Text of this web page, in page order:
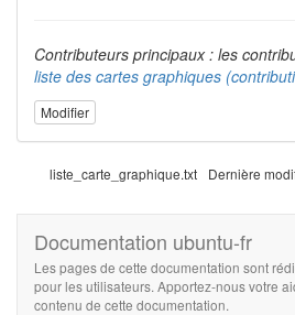
Contributeurs principaux : les
liste des cartes graphiques
Modifier
liste_carte_graphique.txt Dernière
Documentation ubuntu-fr
Les pages de cette documentation sont
pour les utilisateurs. Apportez-nous votre
contenu de cette documentation.